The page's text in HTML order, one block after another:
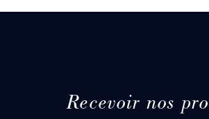
Recevoir nos